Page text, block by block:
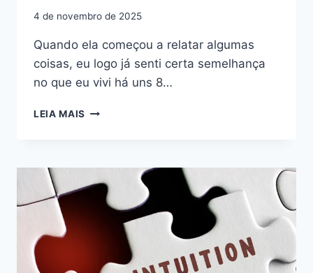
4 de novembro de 2025
Quando ela começou a relatar algumas
coisas, eu logo já senti certa semelhança
no que eu vivi há uns 8…
LEIA MAIS O
MASCULINO
E
FEMININO